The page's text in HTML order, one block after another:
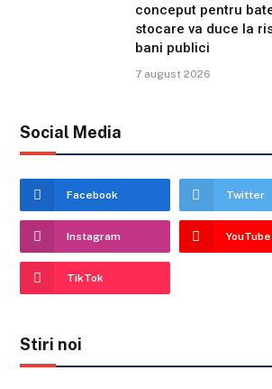
conceput pentru
stocare va duce la
bani publici
7 august 2026
Social Media
Facebook Twitter
Instagram YouTube
TikTok
Stiri noi